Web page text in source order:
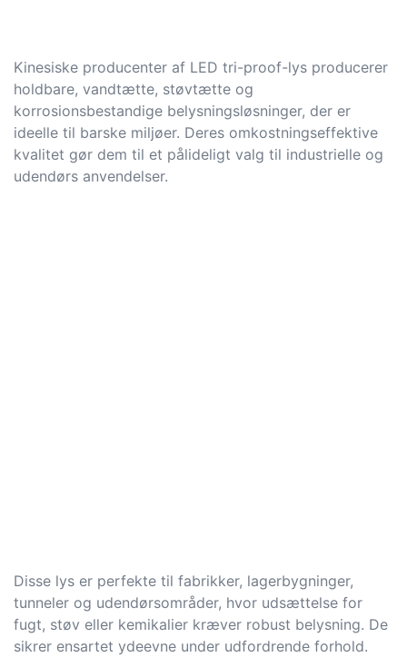
Kinesiske producenter af LED tri-proof-lys producerer
holdbare, vandtætte, støvtætte og
korrosionsbestandige belysningsløsninger, der er
ideelle til barske miljøer. Deres omkostningseffektive
kvalitet gør dem til et pålideligt valg til industrielle og
udendørs anvendelser.
Disse lys er perfekte til fabrikker, lagerbygninger,
tunneler og udendørsområder, hvor udsættelse for
fugt, støv eller kemikalier kræver robust belysning. De
sikrer ensartet ydeevne under udfordrende forhold.